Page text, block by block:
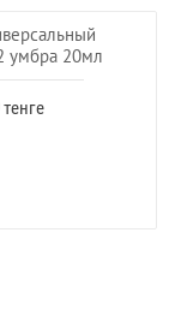
умбра 20мл
тенге